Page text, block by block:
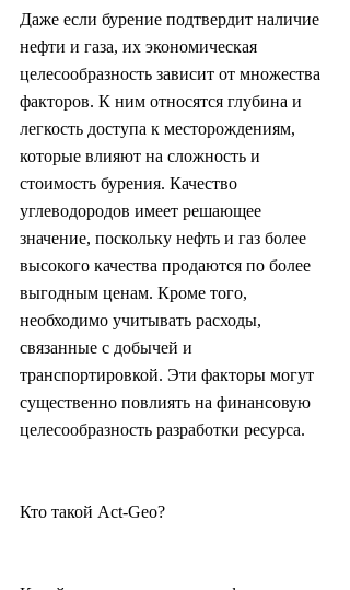
Даже если бурение подтвердит наличие
нефти и газа, их экономическая
целесообразность зависит от множества
факторов. К ним относятся глубина и
легкость доступа к месторождениям,
которые влияют на сложность и
стоимость бурения. Качество
углеводородов имеет решающее
значение, поскольку нефть и газ более
высокого качества продаются по более
выгодным ценам. Кроме того,
необходимо учитывать расходы,
связанные с добычей и
транспортировкой. Эти факторы могут
существенно повлиять на финансовую
целесообразность разработки ресурса.
Кто такой Act-Geo?